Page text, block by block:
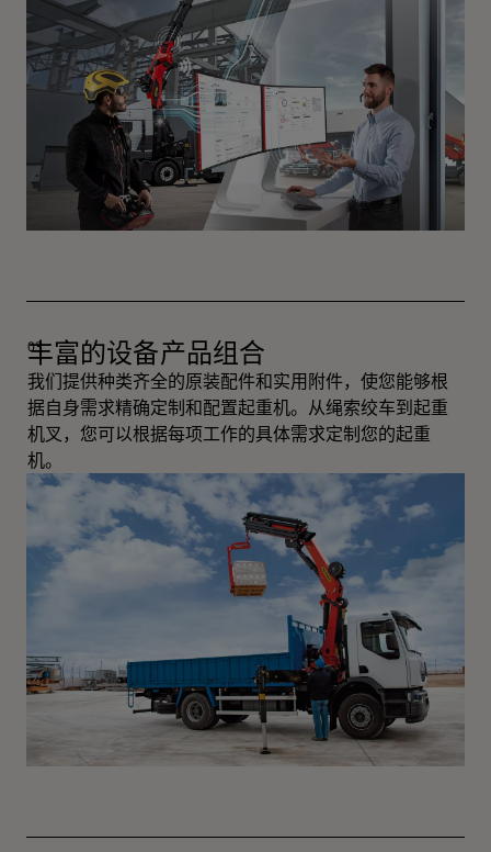
丰富的设备产品组合
我们提供种类齐全的原装配件和实用附件，使您能够根
据自身需求精确定制和配置起重机。从绳索绞车到起重
机叉，您可以根据每项工作的具体需求定制您的起重
机。